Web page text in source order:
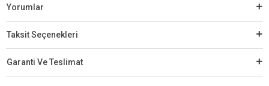
Yorumlar
Taksit Seçenekleri
Garanti Ve Teslimat